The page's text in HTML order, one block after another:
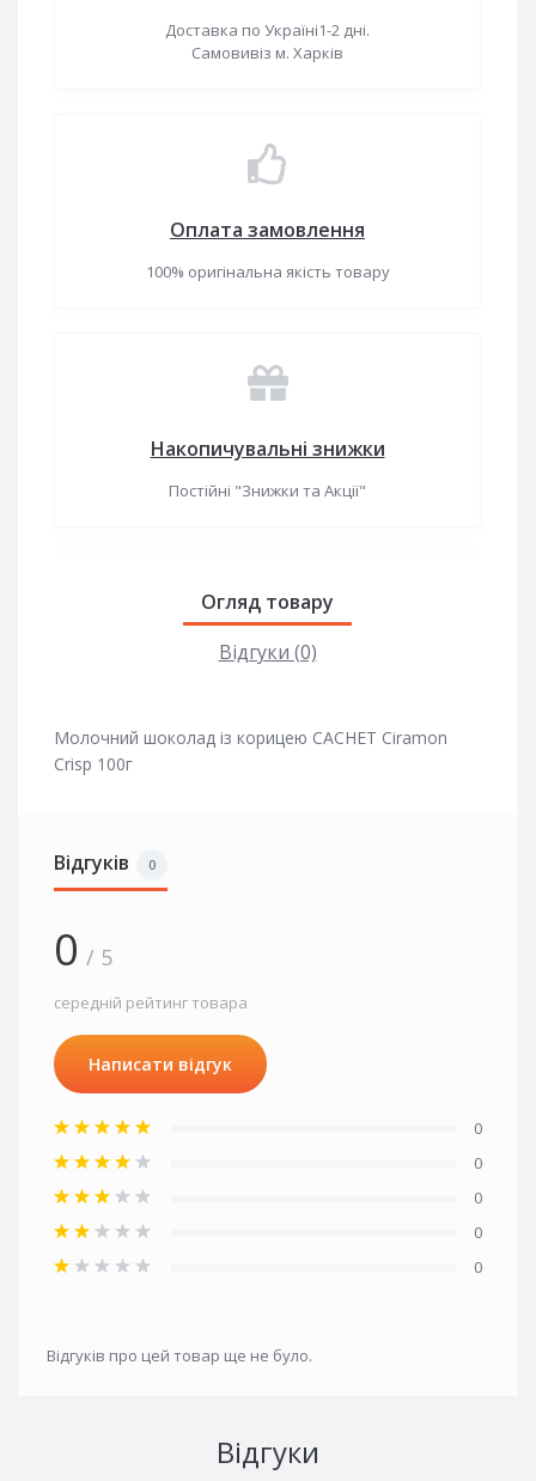
Доставка по Україні1-2 дні.
Самовивіз м. Харків
Оплата замовлення
100% оригінальна якість товару
Накопичувальні знижки
Постійні "Знижки та Акції"
Огляд товару
Відгуки (0)
Молочний шоколад із корицею CACHET Ciramon
Crisp 100г
Відгуків 0
0 / 5
середній рейтинг товара
Написати відгук
0
0
0
0
0
Відгуків про цей товар ще не було.
Відгуки